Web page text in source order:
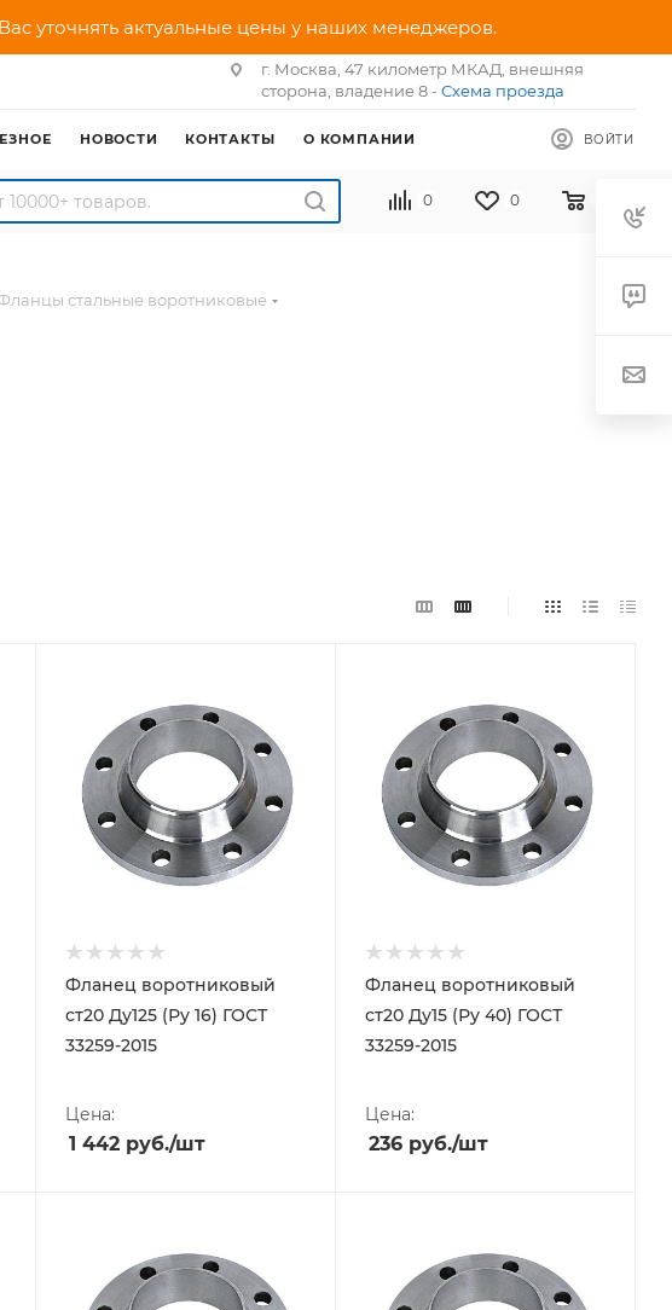
уточнять актуальные цены у наших менеджеров.
г. Москва, 47 километр МКАД, внешняя
сторона, владение 8 - Схема проезда
ВОЙТИ
НОВОСТИ КОНТАКТЫ О КОМПАНИИ
0 0
стальные воротниковые
Фланец воротниковый
ст20 Ду125 (Ру 16) ГОСТ
33259-2015
Цена:
1 442руб./шт
Фланец воротниковый
ст20 Ду15 (Ру 40) ГОСТ
33259-2015
Цена:
236руб./шт